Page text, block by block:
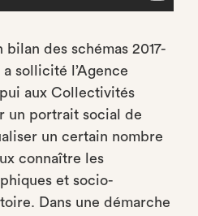
des schémas 2017-
sollicité l’Agence
aux Collectivités
un portrait social de
un certain nombre
connaître les
et socio-
Dans une démarche